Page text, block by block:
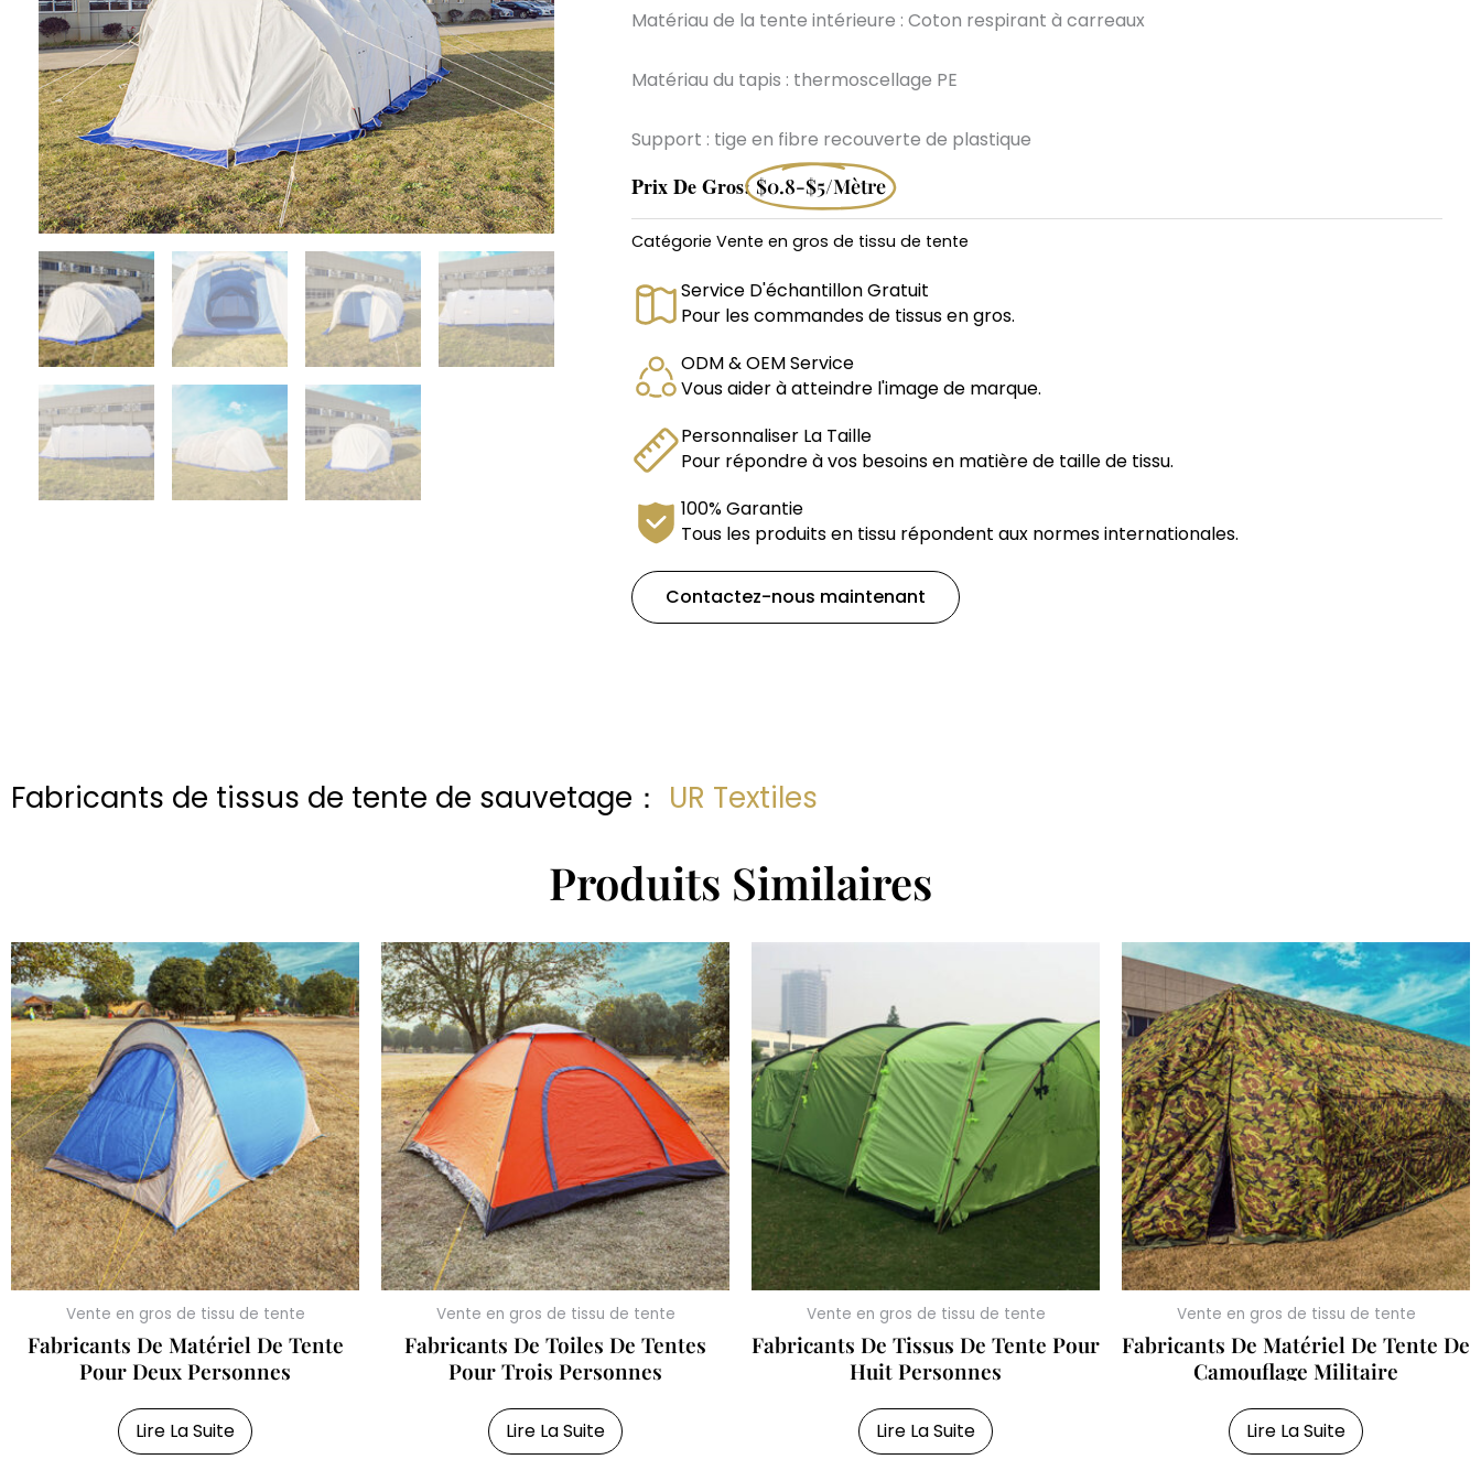
Matériau de la tente intérieure : Coton respirant à carreaux
Matériau du tapis : thermoscellage PE
Support : tige en fibre recouverte de plastique
Prix De Gros: $0.8-$5/mètre
Catégorie Vente en gros de tissu de tente
Service D'échantillon Gratuit
Pour les commandes de tissus en gros.
ODM & OEM Service
Vous aider à atteindre l'image de marque.
Personnaliser La Taille
Pour répondre à vos besoins en matière de taille de tissu.
100% Garantie
Tous les produits en tissu répondent aux normes internationales.
Contactez-nous maintenant
Fabricants de tissus de tente de sauvetage： UR Textiles
Produits Similaires
Vente en gros de tissu de tente
Fabricants De Matériel De Tente
Pour Deux Personnes
Lire La Suite
Vente en gros de tissu de tente
Fabricants De Toiles De Tentes
Pour Trois Personnes
Lire La Suite
Vente en gros de tissu de tente
Fabricants De Tissus De Tente Pour
Huit Personnes
Lire La Suite
Vente en gros de tissu de tente
Fabricants De Matériel De Tente De
Camouflage Militaire
Lire La Suite